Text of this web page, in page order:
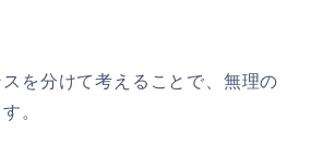
を分けて考えることで、無理の
。